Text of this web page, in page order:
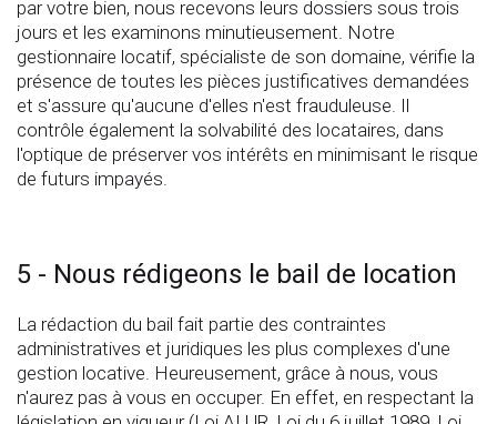
par votre bien, nous recevons leurs dossiers sous trois
jours et les examinons minutieusement. Notre
gestionnaire locatif, spécialiste de son domaine, vérifie la
présence de toutes les pièces justificatives demandées
et s'assure qu'aucune d'elles n'est frauduleuse. Il
contrôle également la solvabilité des locataires, dans
l'optique de préserver vos intérêts en minimisant le risque
de futurs impayés.
5 - Nous rédigeons le bail de location
La rédaction du bail fait partie des contraintes
administratives et juridiques les plus complexes d'une
gestion locative. Heureusement, grâce à nous, vous
n'aurez pas à vous en occuper. En effet, en respectant la